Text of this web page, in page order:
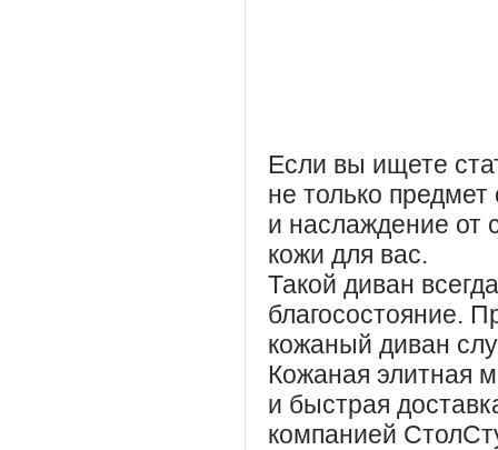
Если вы ищете
не только
и наслаждение от
кожи для вас.
Такой диван
благосостояние.
кожаный диван
Кожаная элитная
и быстрая
компанией